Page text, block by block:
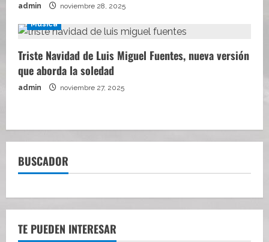
admin noviembre 28, 2025
Música
Triste Navidad de Luis Miguel Fuentes, nueva versión
que aborda la soledad
admin noviembre 27, 2025
BUSCADOR
TE PUEDEN INTERESAR